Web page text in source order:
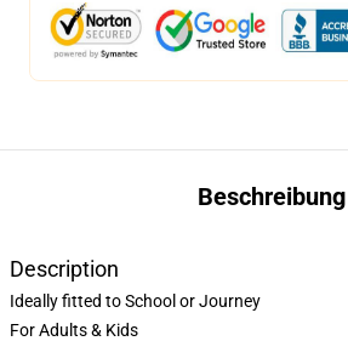
Beschreibung
Description
Ideally fitted to School or Journey
For Adults & Kids